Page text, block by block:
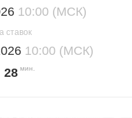
10:00 (МСК)
ставок
10:00 (МСК)
28